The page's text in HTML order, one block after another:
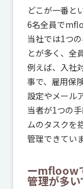
どこが一番と
6名全員で
当社では1つ
とが多く、全
例えば、入社
事で、雇用保
設定やメール
当者が1つの
ムのタスクを
管理できていま
ーmfloow
管理が多い